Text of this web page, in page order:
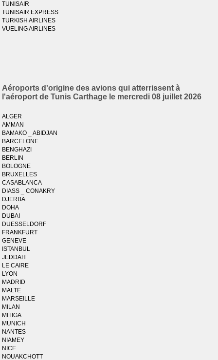
TUNISAIR
TUNISAIR EXPRESS
TURKISH AIRLINES
VUELING AIRLINES
Aéroports d'origine des avions qui atterrissent à
l'aéroport de Tunis Carthage le mercredi 08 juillet 2026
ALGER
AMMAN
BAMAKO _ ABIDJAN
BARCELONE
BENGHAZI
BERLIN
BOLOGNE
BRUXELLES
CASABLANCA
DIASS _ CONAKRY
DJERBA
DOHA
DUBAI
DUESSELDORF
FRANKFURT
GENEVE
ISTANBUL
JEDDAH
LE CAIRE
LYON
MADRID
MALTE
MARSEILLE
MILAN
MITIGA
MUNICH
NANTES
NIAMEY
NICE
NOUAKCHOTT